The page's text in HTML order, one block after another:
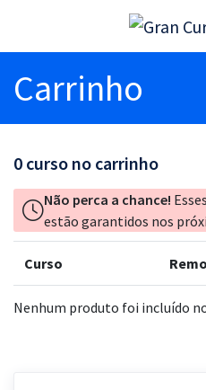
Carrinho
0 curso no carrinho
Não perca a chance!
estão garantidos nos
Curso
Nenhum produto foi incluído